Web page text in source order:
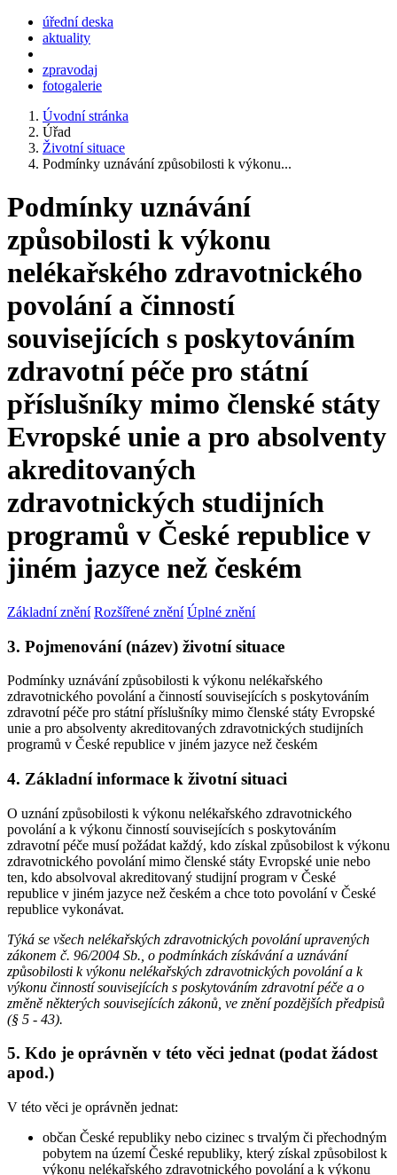
úřední deska
aktuality
zpravodaj
fotogalerie
Úvodní stránka
Úřad
Životní situace
Podmínky uznávání způsobilosti k výkonu...
Podmínky uznávání
způsobilosti k výkonu
nelékařského zdravotnického
povolání a činností
souvisejících s poskytováním
zdravotní péče pro státní
příslušníky mimo členské státy
Evropské unie a pro absolventy
akreditovaných
zdravotnických studijních
programů v České republice v
jiném jazyce než českém
Základní znění Rozšířené znění Úplné znění
3. Pojmenování (název) životní situace
Podmínky uznávání způsobilosti k výkonu nelékařského
zdravotnického povolání a činností souvisejících s poskytováním
zdravotní péče pro státní příslušníky mimo členské státy Evropské
unie a pro absolventy akreditovaných zdravotnických studijních
programů v České republice v jiném jazyce než českém
4. Základní informace k životní situaci
O uznání způsobilosti k výkonu nelékařského zdravotnického
povolání a k výkonu činností souvisejících s poskytováním
zdravotní péče musí požádat každý, kdo získal způsobilost k výkonu
zdravotnického povolání mimo členské státy Evropské unie nebo
ten, kdo absolvoval akreditovaný studijní program v České
republice v jiném jazyce než českém a chce toto povolání v České
republice vykonávat.
Týká se všech nelékařských zdravotnických povolání upravených
zákonem č. 96/2004 Sb., o podmínkách získávání a uznávání
způsobilosti k výkonu nelékařských zdravotnických povolání a k
výkonu činností souvisejících s poskytováním zdravotní péče a o
změně některých souvisejících zákonů, ve znění pozdějších předpisů
(§ 5 - 43).
5. Kdo je oprávněn v této věci jednat (podat žádost
apod.)
V této věci je oprávněn jednat:
občan České republiky nebo cizinec s trvalým či přechodným
pobytem na území České republiky, který získal způsobilost k
výkonu nelékařského zdravotnického povolání a k výkonu